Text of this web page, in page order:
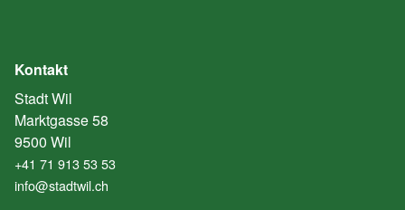
Kontakt
Stadt Wil
Marktgasse 58
9500 Wil
+41 71 913 53 53
info@stadtwil.ch